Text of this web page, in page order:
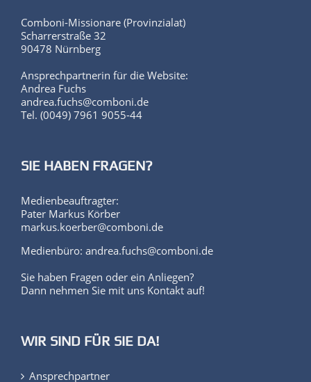
Comboni-Missionare (Provinzialat)
Scharrerstraße 32
90478 Nürnberg
Ansprechpartnerin für die Website:
Andrea Fuchs
andrea.fuchs@comboni.de
Tel. (0049) 7961 9055-44
SIE HABEN FRAGEN?
Medienbeauftragter:
Pater Markus Körber
markus.koerber@comboni.de
Medienbüro: andrea.fuchs@comboni.de
Sie haben Fragen oder ein Anliegen?
Dann nehmen Sie mit uns Kontakt auf!
WIR SIND FÜR SIE DA!
Ansprechpartner